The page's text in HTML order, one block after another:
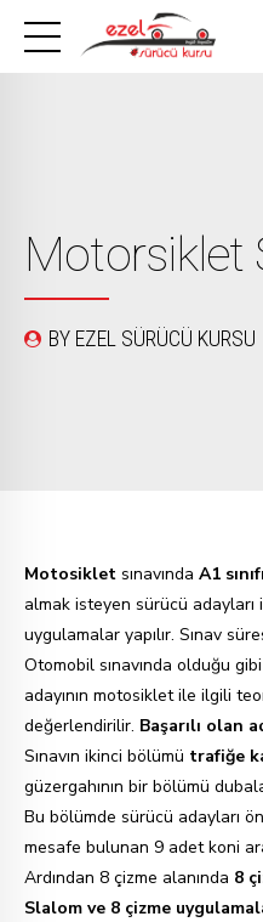
Motorsiklet
BY EZEL SÜRÜCÜ KURSU
Motosiklet sınavında A1
almak isteyen sürücü adayları
uygulamalar yapılır. Sınav
Otomobil sınavında olduğu
adayının motosiklet ile ilgili
değerlendirilir. Başarılı olan
Sınavın ikinci bölümü trafiğe
güzergahının bir bölümü
Bu bölümde sürücü adayları
mesafe bulunan 9 adet koni
Ardından 8 çizme alanında 8
Slalom ve 8 çizme